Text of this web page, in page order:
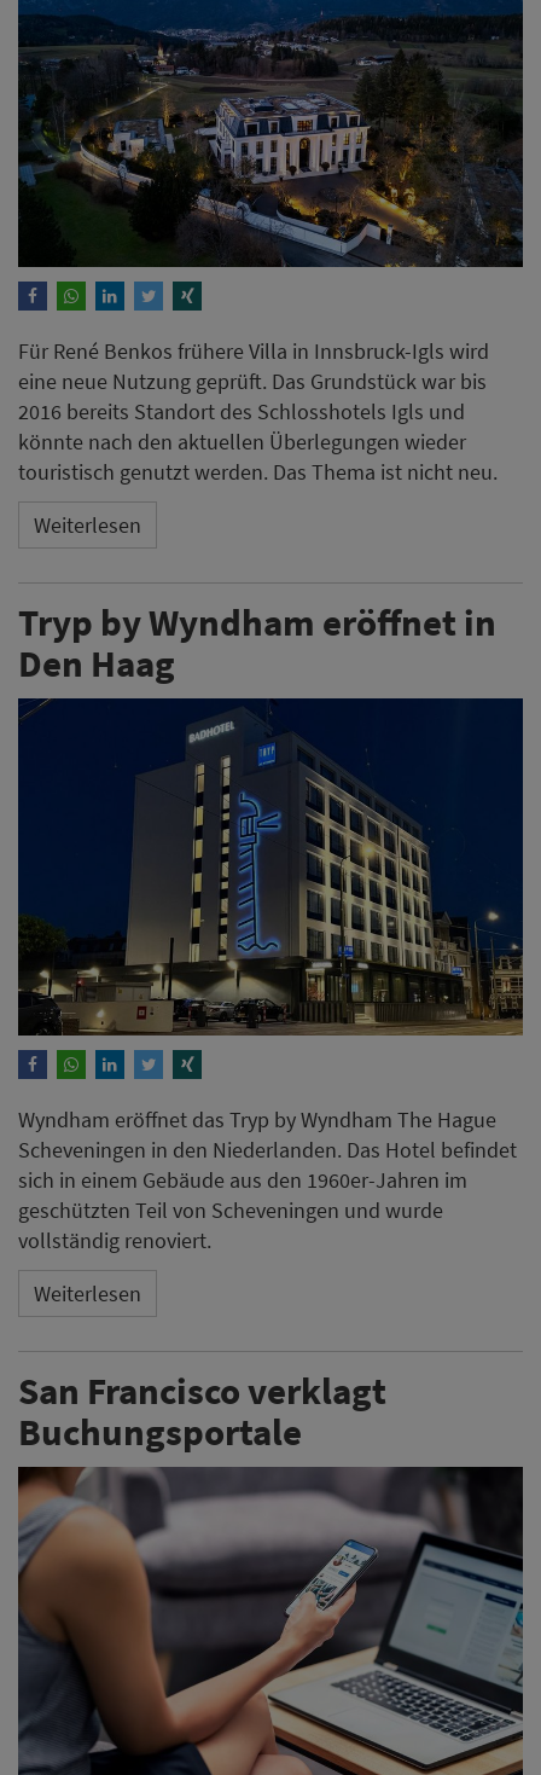
Für René Benkos frühere Villa in Innsbruck-Igls wird
eine neue Nutzung geprüft. Das Grundstück war bis
2016 bereits Standort des Schlosshotels Igls und
könnte nach den aktuellen Überlegungen wieder
touristisch genutzt werden. Das Thema ist nicht neu.
Weiterlesen
Tryp by Wyndham eröffnet in
Den Haag
Wyndham eröffnet das Tryp by Wyndham The Hague
Scheveningen in den Niederlanden. Das Hotel befindet
sich in einem Gebäude aus den 1960er-Jahren im
geschützten Teil von Scheveningen und wurde
vollständig renoviert.
Weiterlesen
San Francisco verklagt
Buchungsportale